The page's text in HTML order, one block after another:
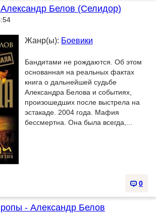
Белов (Селидор)
Жанр(ы): Боевики
Бандитами не рождаются. Об этом
основанная на реальных фактах
книга о дальнейшей судьбе
Александра Белова и событиях,
произошедших после выстрела на
эстакаде. 2004 года. Мафия
бессмертна. Она была всегда,...
0
- Александр Белов